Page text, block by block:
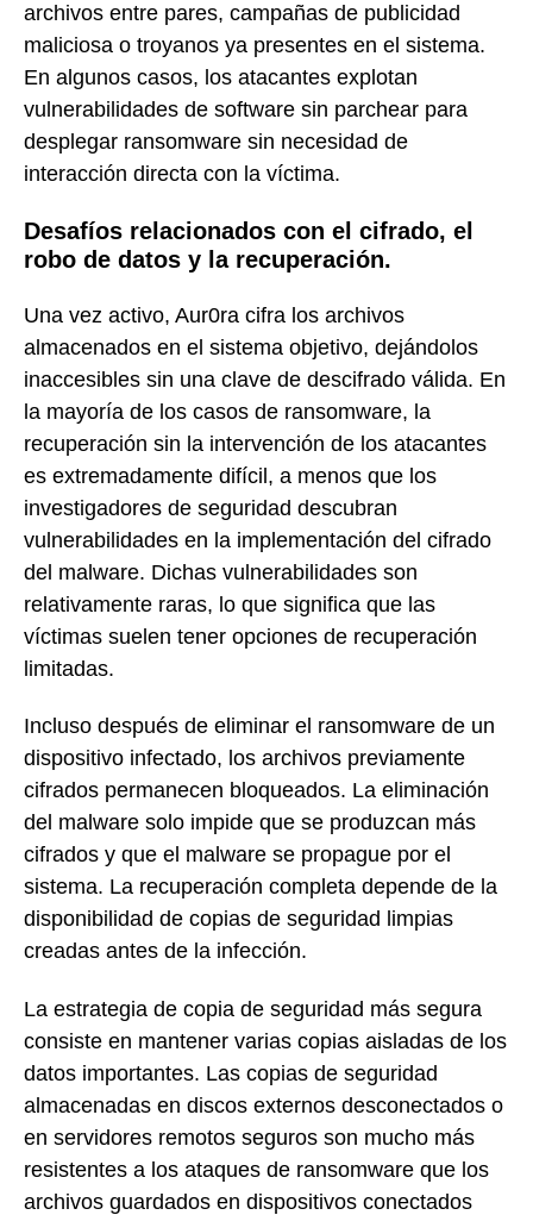
archivos entre pares, campañas de publicidad
maliciosa o troyanos ya presentes en el sistema.
En algunos casos, los atacantes explotan
vulnerabilidades de software sin parchear para
desplegar ransomware sin necesidad de
interacción directa con la víctima.
Desafíos relacionados con el cifrado, el
robo de datos y la recuperación.
Una vez activo, Aur0ra cifra los archivos
almacenados en el sistema objetivo, dejándolos
inaccesibles sin una clave de descifrado válida. En
la mayoría de los casos de ransomware, la
recuperación sin la intervención de los atacantes
es extremadamente difícil, a menos que los
investigadores de seguridad descubran
vulnerabilidades en la implementación del cifrado
del malware. Dichas vulnerabilidades son
relativamente raras, lo que significa que las
víctimas suelen tener opciones de recuperación
limitadas.
Incluso después de eliminar el ransomware de un
dispositivo infectado, los archivos previamente
cifrados permanecen bloqueados. La eliminación
del malware solo impide que se produzcan más
cifrados y que el malware se propague por el
sistema. La recuperación completa depende de la
disponibilidad de copias de seguridad limpias
creadas antes de la infección.
La estrategia de copia de seguridad más segura
consiste en mantener varias copias aisladas de los
datos importantes. Las copias de seguridad
almacenadas en discos externos desconectados o
en servidores remotos seguros son mucho más
resistentes a los ataques de ransomware que los
archivos guardados en dispositivos conectados